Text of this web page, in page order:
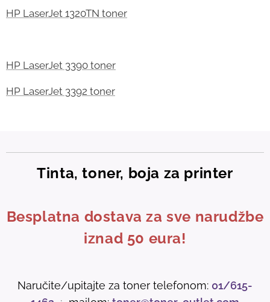
HP LaserJet 1320TN toner
HP LaserJet 3390 toner
HP LaserJet 3392 toner
Tinta, toner, boja za printer
Besplatna dostava za sve narudžbe
iznad 50 eura!
Naručite/upitajte za toner telefonom: 01/615-